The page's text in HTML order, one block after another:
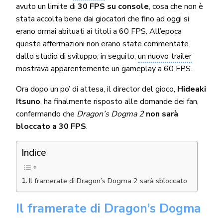
avuto un limite di30 FPS su console, cosa che non è
stata accolta bene dai giocatori che fino ad oggi si
erano ormai abituati ai titoli a 60 FPS. All’epoca
queste affermazioni non erano state commentate
dallo studio di sviluppo; in seguito,un nuovo trailer
mostrava apparentemente un gameplay a 60 FPS.
Ora dopo un po’ di attesa, il director del gioco, Hideaki
Itsuno, ha finalmente risposto alle domande dei fan,
confermando che Dragon’s Dogma 2 non sarà
bloccato a 30 FPS.
Indice
Il framerate di Dragon’s Dogma 2 sarà sbloccato
Il framerate di Dragon’s Dogma